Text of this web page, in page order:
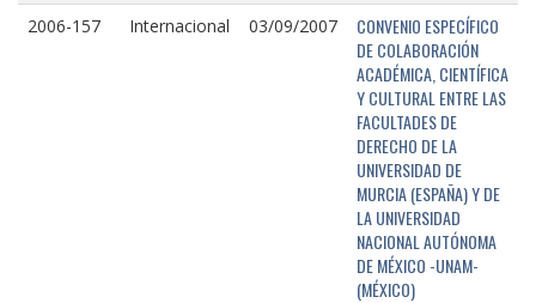
2006-157 Internacional 03/09/2007
CONVENIO ESPECÍFICO
DE COLABORACIÓN
ACADÉMICA, CIENTÍFICA
Y CULTURAL ENTRE LAS
FACULTADES DE
DERECHO DE LA
UNIVERSIDAD DE
MURCIA (ESPAÑA) Y DE
LA UNIVERSIDAD
NACIONAL AUTÓNOMA
DE MÉXICO -UNAM-
(MÉXICO)